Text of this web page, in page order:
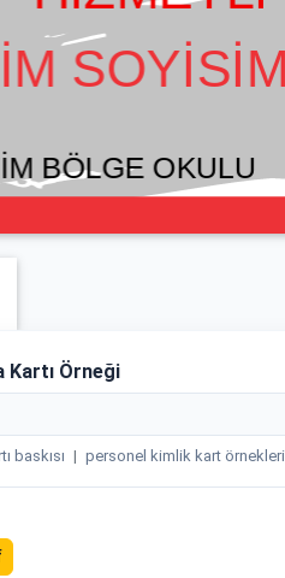
Kartı Örneği
baskısı | personel kimlik kart örnekleri